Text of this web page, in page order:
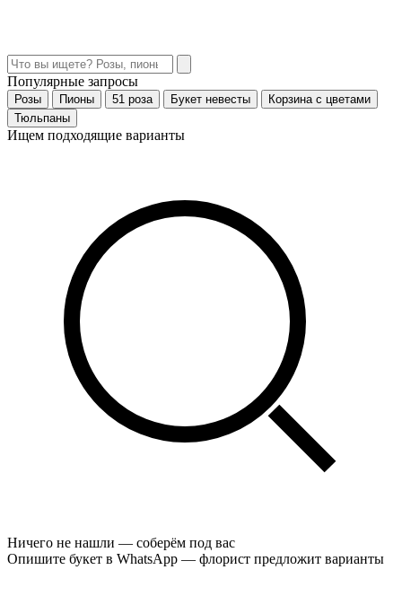
Популярные запросы
Розы Пионы 51 роза Букет невесты
Корзина с цветами
Тюльпаны
Ищем подходящие варианты
Ничего не нашли — соберём под вас
Опишите букет в WhatsApp — флорист предложит варианты